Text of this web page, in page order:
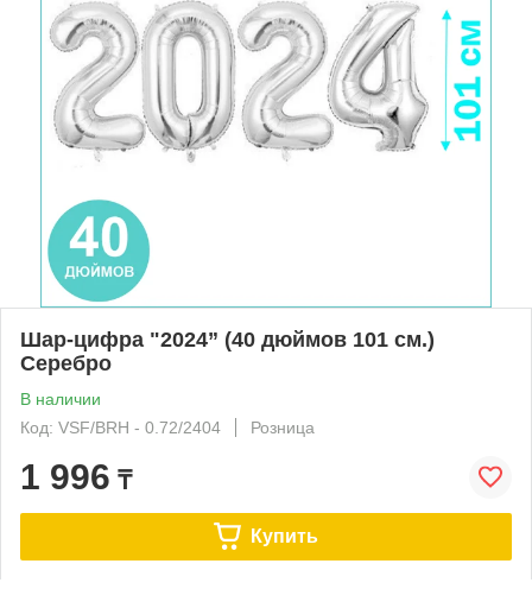
Шар-цифра "2024” (40 дюймов 101 см.)
Серебро
В наличии
Код: VSF/BRH - 0.72/2404
Розница
1 996 ₸
Купить